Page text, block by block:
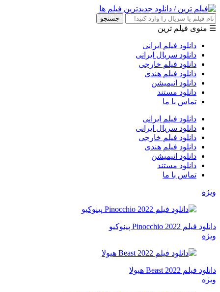
جستجو
☰ منوی فیلم ترین
دانلود فیلم ایرانی
دانلود سریال ایرانی
دانلود فیلم خارجی
دانلود فیلم هندی
دانلود انیمیشن
دانلود مستند
تماس با ما
دانلود فیلم ایرانی
دانلود سریال ایرانی
دانلود فیلم خارجی
دانلود فیلم هندی
دانلود انیمیشن
دانلود مستند
تماس با ما
ویژه
دانلود فیلم Pinocchio 2022 پینوکیو
ویژه
دانلود فیلم Beast 2022 هیولا
ویژه